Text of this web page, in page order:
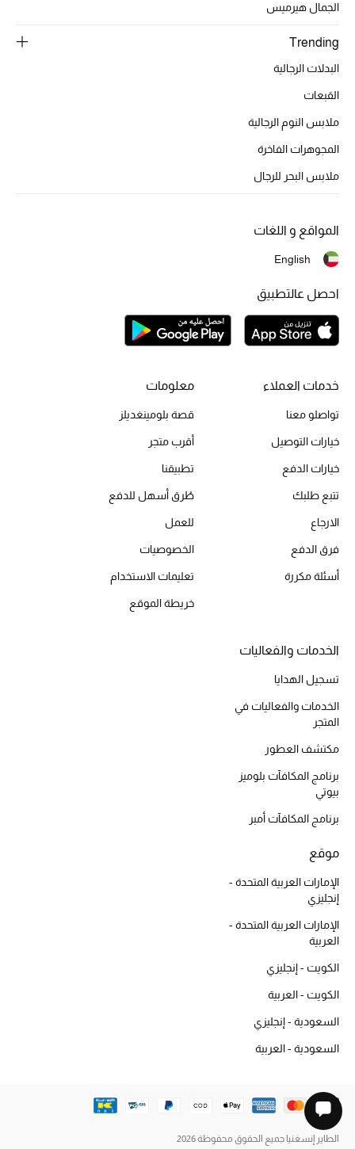
الجمال هيرميس
Trending
البدلات الرجالية
القبعات
ملابس النوم الرجالية
المجوهرات الفاخرة
ملابس البحر للرجال
خدمات العملاء
تواصلو معنا
خيارات التوصيل
خيارات الدفع
تتبع طلبك
الارجاع
فرق الدفع
أسئلة مكررة
معلومات
قصة بلومينغديلز
أقرب متجر
تطبيقنا
طُرق أسهل للدفع
للعمل
الخصوصيات
تعليمات الاستخدام
خريطة الموقع
الخدمات والفعاليات
تسجيل الهدايا
الخدمات والفعاليات في
المتجر
مكتشف العطور
برنامج المكافآت بلوميز
بيوتي
برنامج المكافآت أمبر
موقع
الإمارات العربية المتحدة -
إنجليزي
الإمارات العربية المتحدة -
العربية
الكويت - إنجليزي
الكويت - العربية
السعودية - إنجليزي
السعودية - العربية
المواقع و اللغات
English
احصل عالتطبيق
الطاير إنسغنيا جميع الحقوق محفوظة 2026